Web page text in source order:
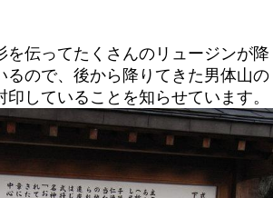
を伝ってたくさんのリュージンが降
るので、後から降りてきた男体山の
印していることを知らせています。